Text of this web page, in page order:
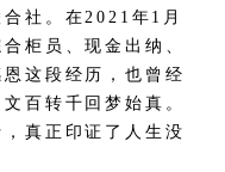
社。在2021年1月
柜员、现金出纳、
这段经历，也曾经
百转千回梦始真。
真正印证了人生没